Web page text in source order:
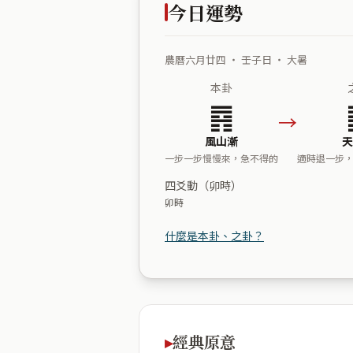
今日運勢
農曆六月廿四 ・ 壬子日 ・ 大暑
本卦
䷴
風山漸
一步一步慢慢來，急不得的
→
適時退一步
四爻動（卯時）
卯時
什麼是本卦、之卦？
經典原意